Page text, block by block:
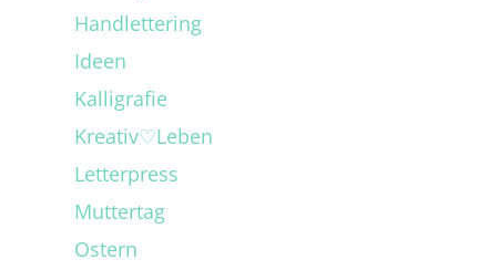
Handlettering
Ideen
Kalligrafie
Kreativ♡Leben
Letterpress
Muttertag
Ostern